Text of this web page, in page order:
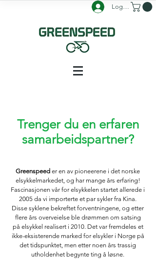
Logg inn
Trenger du en erfaren
samarbeidspartner?
Greenspeed er en av pioneerene i det norske
elsykkelmarkedet, og har mange års erfaring!
Fascinasjonen vår for elsykkelen startet allerede i
2005 da vi importerte et par sykler fra Kina.
Disse syklene bekreftet forventningene, og etter
flere års overveielse ble drømmen om satsing
på elsykkel realisert i 2010. Det var fremdeles et
ikke-eksisterende marked for elsykler i Norge på
det tidspunktet, men etter noen års trassig
utholdenhet begynte ting å løsne.